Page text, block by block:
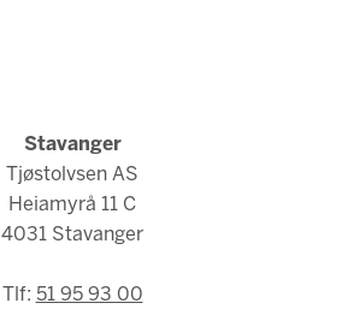
Stavanger
Tjøstolvsen AS
Heiamyrå 11 C
4031 Stavanger
Tlf: 51 95 93 00